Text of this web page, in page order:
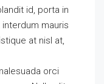
id, porta in
mauris
at nisl at,
orci